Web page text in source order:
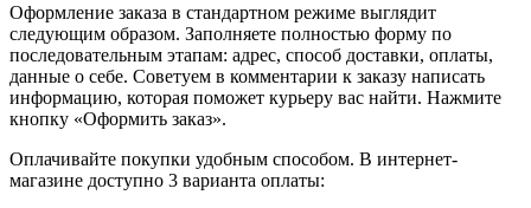
Оформление заказа в стандартном режиме выглядит
следующим образом. Заполняете полностью форму по
последовательным этапам: адрес, способ доставки, оплаты,
данные о себе. Советуем в комментарии к заказу написать
информацию, которая поможет курьеру вас найти. Нажмите
кнопку «Оформить заказ».
Оплачивайте покупки удобным способом. В интернет-
магазине доступно 3 варианта оплаты: